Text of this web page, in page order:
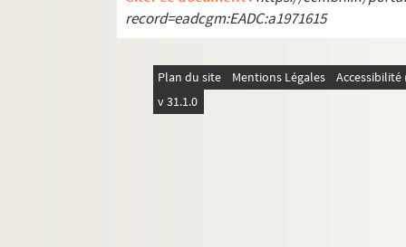
record=eadcgm:EADC:a1971615
Plan du site Mentions Légales
v 31.1.0